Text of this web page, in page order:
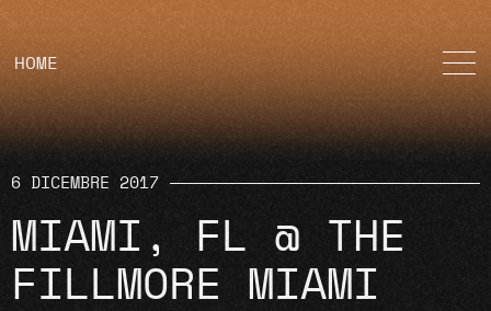
HOME
6 DICEMBRE 2017
MIAMI, FL @ THE
FILLMORE MIAMI